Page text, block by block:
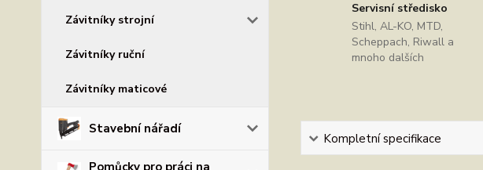
Závitníky strojní
Závitníky ruční
Závitníky maticové
Stavební nářadí
Servisní středisko
Stihl, AL-KO, MTD,
Scheppach, Riwall a
mnoho dalších
Kompletní specifikace